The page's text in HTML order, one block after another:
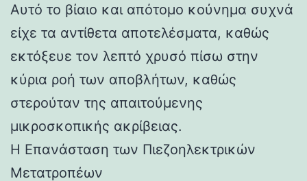
Αυτό το βίαιο και απότομο κούνημα συχνά
είχε τα αντίθετα αποτελέσματα, καθώς
εκτόξευε τον λεπτό χρυσό πίσω στην
κύρια ροή των αποβλήτων, καθώς
στερούταν της απαιτούμενης
μικροσκοπικής ακρίβειας.
Η Επανάσταση των Πιεζοηλεκτρικών
Μετατροπέων